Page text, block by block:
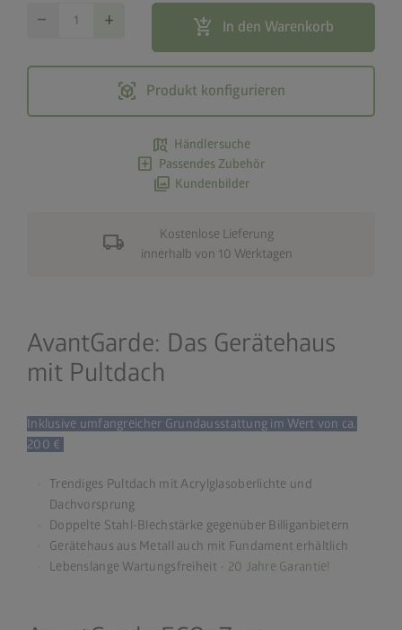
remove add add_shopping_cart In den Warenkorb
view_in_ar Produkt konfigurieren
map_search Händlersuche
add_box Passendes Zubehör
photo_library Kundenbilder
local_shipping
Kostenlose Lieferung
innerhalb von 10 Werktagen
AvantGarde: Das Gerätehaus
mit Pultdach
Inklusive umfangreicher Grundausstattung im Wert von ca.
200 €
Trendiges Pultdach mit Acrylglasoberlichte und
Dachvorsprung
Doppelte Stahl-Blechstärke gegenüber Billiganbietern
Gerätehaus aus Metall auch mit Fundament erhältlich
Lebenslange Wartungsfreiheit - 20 Jahre Garantie!